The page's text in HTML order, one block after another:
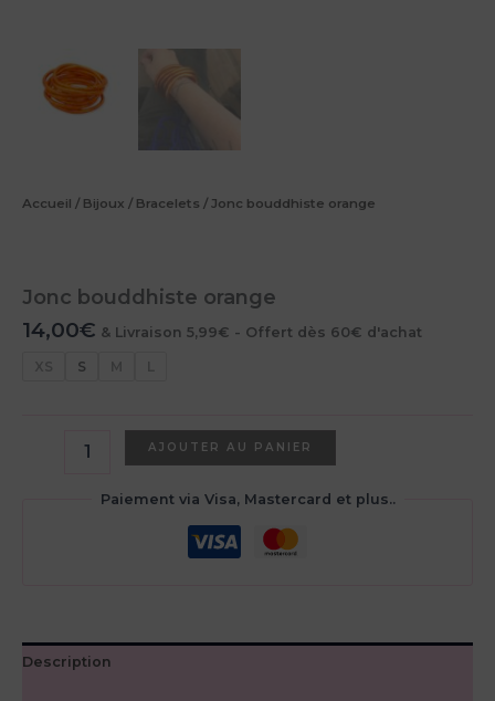
Accueil / Bijoux / Bracelets / Jonc bouddhiste orange
Jonc bouddhiste orange
14,00€ & Livraison 5,99€ - Offert dès 60€ d'achat
S
quantité
bouddhiste
AJOUTER AU PANIER
Paiement via Visa, Mastercard et plus..
Description